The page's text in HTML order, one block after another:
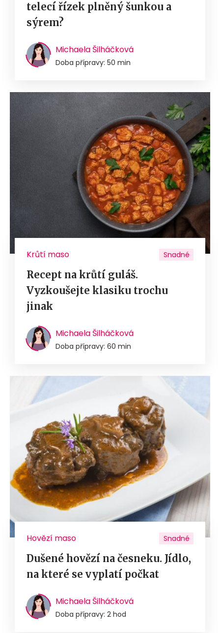
telecí řízek plněný šunkou a
sýrem?
Michaela Šilháčková
Doba přípravy: 50 min
Krůtí maso Snadné
Recept na krůtí guláš.
Vyzkoušejte klasiku trochu
jinak
Michaela Šilháčková
Doba přípravy: 60 min
Hovězí maso Snadné
Dušené hovězí na česneku. Jídlo,
na které se vyplatí počkat
Michaela Šilháčková
Doba přípravy: 2 hod